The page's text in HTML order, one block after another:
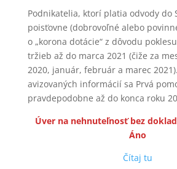
Podnikatelia, ktorí platia odvody do
poisťovne (dobrovoľné alebo
o „korona dotácie“ z dôvodu
tržieb až do marca 2021 (čiže za
2020, január, február a marec
avizovaných informácií sa Prvá
pravdepodobne až do konca roku
Úver na nehnuteľnosť bez
Áno
Čítaj tu